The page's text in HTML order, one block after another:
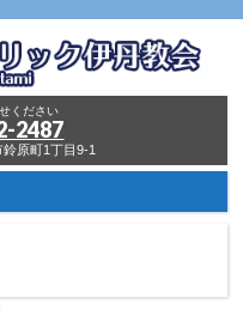
ください
2487
原町1丁目9-1